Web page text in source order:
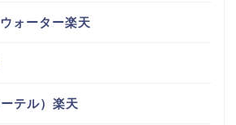
ォーター楽天
テル）楽天